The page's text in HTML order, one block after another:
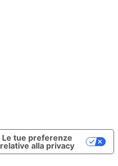
Le tue preferenze
relative alla privacy